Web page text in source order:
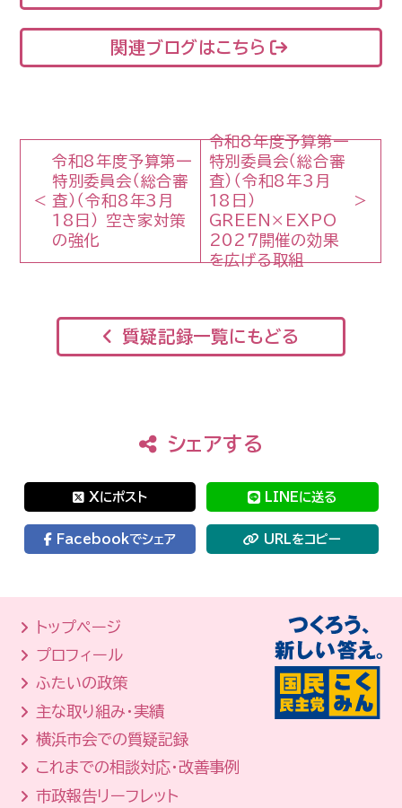
関連ブログはこちら
令和8年度予算第一
特別委員会（総合審
査）（令和8年3月
18日） 空き家対策
の強化
令和8年度予算第一
特別委員会（総合審
査）（令和8年3月
18日）
GREEN×EXPO
2027開催の効果
を広げる取組
質疑記録一覧にもどる
シェアする
Xにポスト LINEに送る
Facebookでシェア URLをコピー
トップページ
プロフィール
ふたいの政策
主な取り組み・実績
横浜市会での質疑記録
これまでの相談対応・改善事例
市政報告リーフレット